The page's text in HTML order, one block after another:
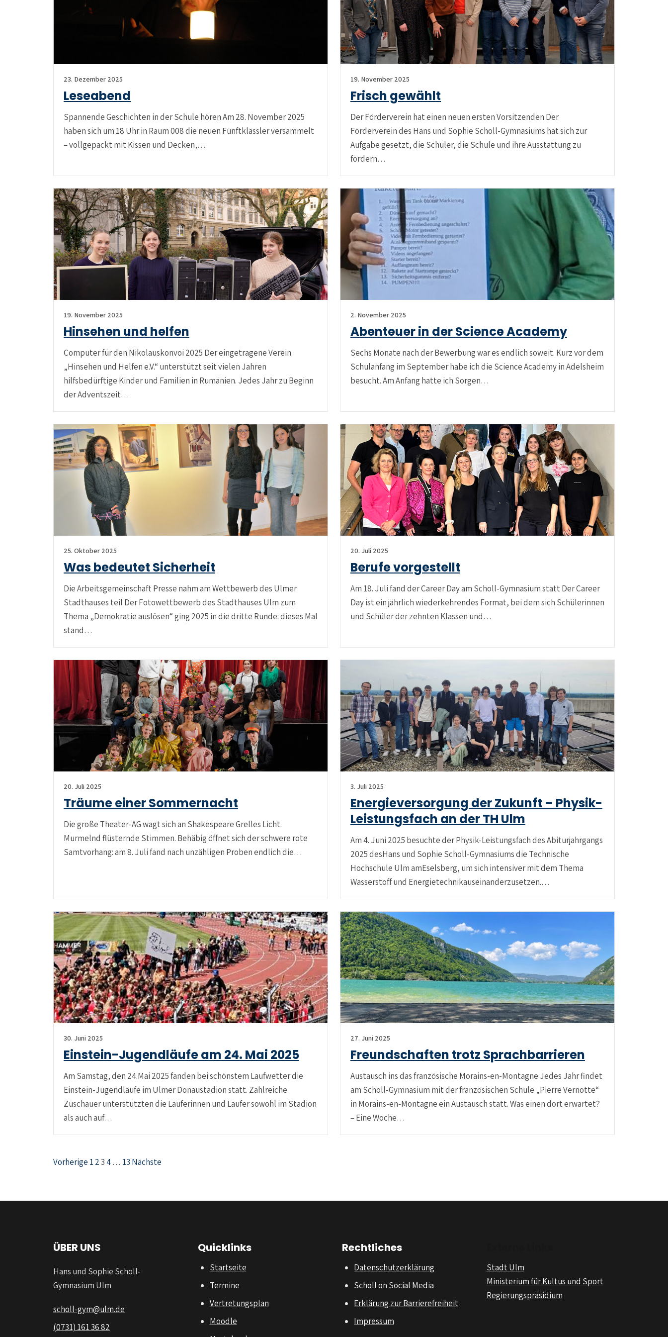
23. Dezember 2025
Leseabend
Spannende Geschichten in der Schule hören Am 28. November 2025
haben sich um 18 Uhr in Raum 008 die neuen Fünftklässler versammelt
– vollgepackt mit Kissen und Decken,…
19. November 2025
Frisch gewählt
Der Förderverein hat einen neuen ersten Vorsitzenden Der
Förderverein des Hans und Sophie Scholl-Gymnasiums hat sich zur
Aufgabe gesetzt, die Schüler, die Schule und ihre Ausstattung zu
fördern…
19. November 2025
Hinsehen und helfen
Computer für den Nikolauskonvoi 2025 Der eingetragene Verein
„Hinsehen und Helfen e.V.“ unterstützt seit vielen Jahren
hilfsbedürftige Kinder und Familien in Rumänien. Jedes Jahr zu Beginn
der Adventszeit…
2. November 2025
Abenteuer in der Science Academy
Sechs Monate nach der Bewerbung war es endlich soweit. Kurz vor dem
Schulanfang im September habe ich die Science Academy in Adelsheim
besucht. Am Anfang hatte ich Sorgen…
25. Oktober 2025
Was bedeutet Sicherheit
Die Arbeitsgemeinschaft Presse nahm am Wettbewerb des Ulmer
Stadthauses teil Der Fotowettbewerb des Stadthauses Ulm zum
Thema „Demokratie auslösen“ ging 2025 in die dritte Runde: dieses Mal
stand…
20. Juli 2025
Berufe vorgestellt
Am 18. Juli fand der Career Day am Scholl-Gymnasium statt Der Career
Day ist ein jährlich wiederkehrendes Format, bei dem sich Schülerinnen
und Schüler der zehnten Klassen und…
20. Juli 2025
Träume einer Sommernacht
Die große Theater-AG wagt sich an Shakespeare Grelles Licht.
Murmelnd flüsternde Stimmen. Behäbig öffnet sich der schwere rote
Samtvorhang: am 8. Juli fand nach unzähligen Proben endlich die…
3. Juli 2025
Energieversorgung der Zukunft – Physik-
Leistungsfach an der TH Ulm
Am 4. Juni 2025 besuchte der Physik-Leistungsfach des Abiturjahrgangs
2025 desHans und Sophie Scholl-Gymnasiums die Technische
Hochschule Ulm amEselsberg, um sich intensiver mit dem Thema
Wasserstoff und Energietechnikauseinanderzusetzen.…
30. Juni 2025
Einstein-Jugendläufe am 24. Mai 2025
Am Samstag, den 24.Mai 2025 fanden bei schönstem Laufwetter die
Einstein-Jugendläufe im Ulmer Donaustadion statt. Zahlreiche
Zuschauer unterstützten die Läuferinnen und Läufer sowohl im Stadion
als auch auf…
27. Juni 2025
Freundschaften trotz Sprachbarrieren
Austausch ins das französische Morains-en-Montagne Jedes Jahr findet
am Scholl-Gymnasium mit der französischen Schule „Pierre Vernotte“
in Morains-en-Montagne ein Austausch statt. Was einen dort erwartet?
– Eine Woche…
Seitennummerierung der Beiträge
Vorherige 1 234 … 13 Nächste
ÜBER UNS
Hans und Sophie Scholl-
Gymnasium Ulm
scholl-gym@ulm.de
(0731) 161 36 82
Quicklinks
Startseite
Termine
Vertretungsplan
Moodle
Rechtliches
Datenschutzerklärung
Scholl on Social Media
Erklärung zur Barrierefreiheit
Impressum
Stadt Ulm
Ministerium für Kultus und Sport
Regierungspräsidium